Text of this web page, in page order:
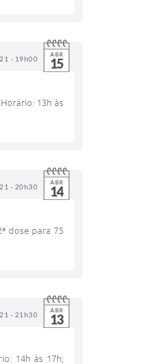
- 19h00 ABR
15
13h às
- 20h30 ABR
14
dose para 75
- 21h30 ABR
13
14h às 17h;